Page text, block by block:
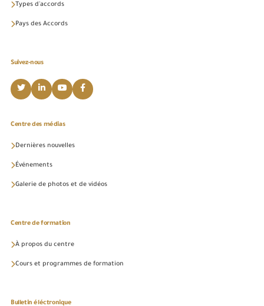
Types d'accords
Pays des Accords
Suivez-nous
Centre des médias
Dernières nouvelles
Événements
Galerie de photos et de vidéos
Centre de formation
À propos du centre
Cours et programmes de formation
Bulletin éléctronique